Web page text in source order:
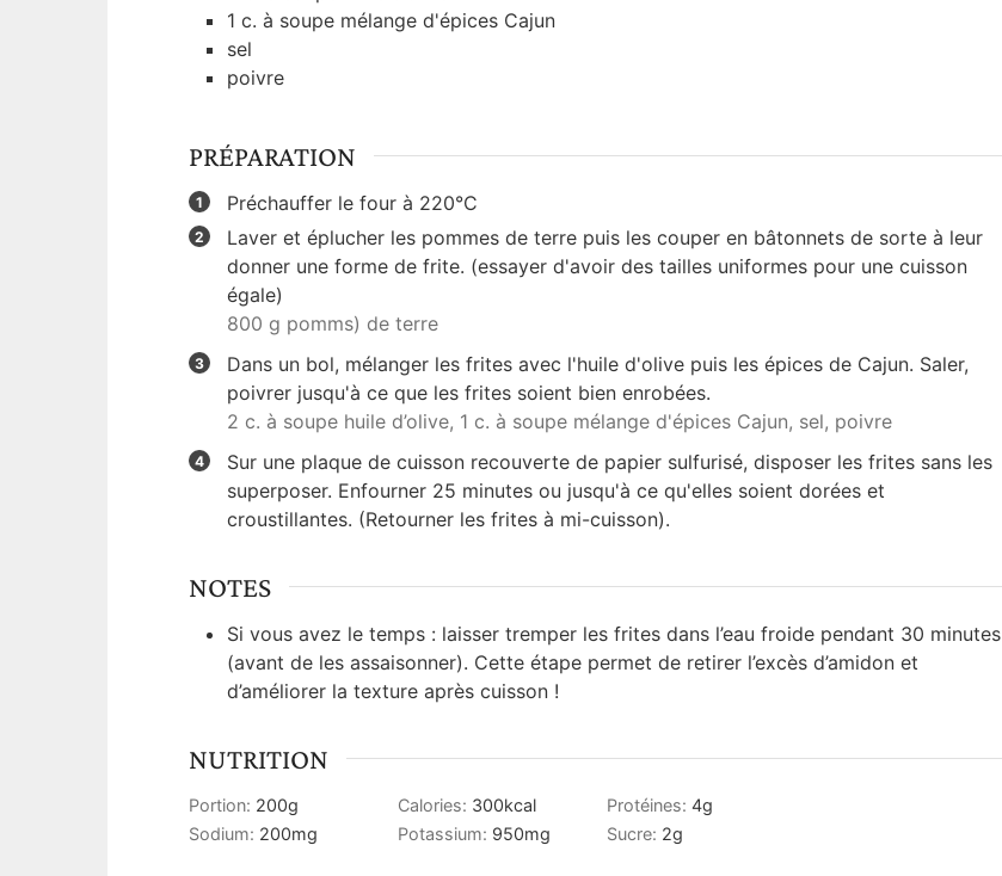
1 c. à soupe mélange d'épices Cajun
sel
poivre
PRÉPARATION
Préchauffer le four à 220°C
Laver et éplucher les pommes de terre puis les couper en bâtonnets de sorte à leur
donner une forme de frite. (essayer d'avoir des tailles uniformes pour une cuisson
égale)
800 g pomms) de terre
Dans un bol, mélanger les frites avec l'huile d'olive puis les épices de Cajun. Saler,
poivrer jusqu'à ce que les frites soient bien enrobées.
2 c. à soupe huile d’olive, 1 c. à soupe mélange d'épices Cajun, sel, poivre
Sur une plaque de cuisson recouverte de papier sulfurisé, disposer les frites sans les
superposer. Enfourner 25 minutes ou jusqu'à ce qu'elles soient dorées et
croustillantes. (Retourner les frites à mi-cuisson).
NOTES
Si vous avez le temps : laisser tremper les frites dans l’eau froide pendant 30 minutes
(avant de les assaisonner). Cette étape permet de retirer l’excès d’amidon et
d’améliorer la texture après cuisson !
NUTRITION
Portion: 200g Calories: 300kcal Protéines: 4g
Sodium: 200mg Potassium: 950mg Sucre: 2g